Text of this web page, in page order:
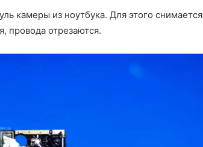
камеры из ноутбука. Для этого снимается
провода отрезаются.